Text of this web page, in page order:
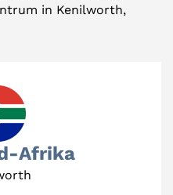
in Kenilworth,
Afrika